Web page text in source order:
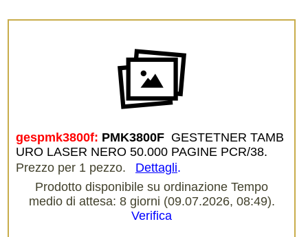
gespmk3800f: PMK3800F GESTETNER TAMB
URO LASER NERO 50.000 PAGINE PCR/38.
Prezzo per 1 pezzo.
Dettagli.
Prodotto disponibile su ordinazione Tempo
medio di attesa: 8 giorni (09.07.2026, 08:49).
Verifica